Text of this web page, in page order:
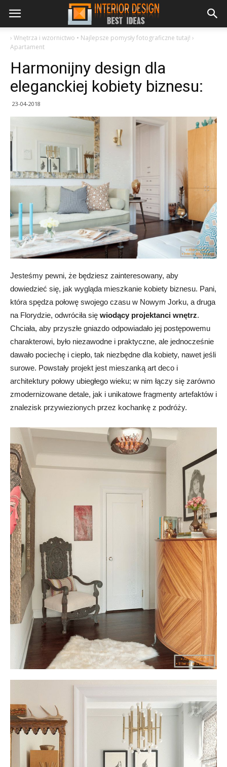
› Wnętrza i wzornictwo • Najlepsze pomysły fotograficzne tutaj! ›
Apartament
Harmonijny design dla
eleganckiej kobiety biznesu:
23-04-2018
Jesteśmy pewni, że będziesz zainteresowany, aby
dowiedzieć się, jak wygląda mieszkanie kobiety biznesu. Pani,
która spędza połowę swojego czasu w Nowym Jorku, a druga
na Florydzie, odwróciła się wiodący projektanci wnętrz.
Chciała, aby przyszłe gniazdo odpowiadało jej postępowemu
charakterowi, było niezawodne i praktyczne, ale jednocześnie
dawało pociechę i ciepło, tak niezbędne dla kobiety, nawet jeśli
surowe. Powstały projekt jest mieszanką art deco i
architektury połowy ubiegłego wieku; w nim łączy się zarówno
zmodernizowane detale, jak i unikatowe fragmenty artefaktów i
znalezisk przywiezionych przez kochankę z podróży.